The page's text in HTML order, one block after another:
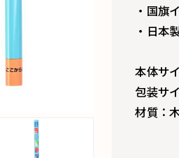
・国旗
・日本
本体サ
包装サ
材質：